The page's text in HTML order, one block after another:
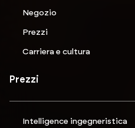
Negozio
Prezzi
Carriera e cultura
Prezzi
Intelligence ingegneristica